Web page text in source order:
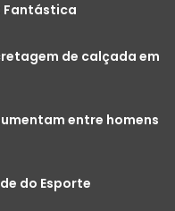
Fantástica
de calçada em
entre homens
do Esporte